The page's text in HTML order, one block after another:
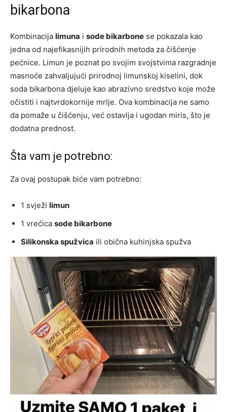
bikarbona
Kombinacija limuna i sode bikarbone se pokazala kao
jedna od najefikasnijih prirodnih metoda za čišćenje
pećnice. Limun je poznat po svojim svojstvima razgradnje
masnoće zahvaljujući prirodnoj limunskoj kiselini, dok
soda bikarbona djeluje kao abrazivno sredstvo koje može
očistiti i najtvrdokornije mrlje. Ova kombinacija ne samo
da pomaže u čišćenju, već ostavlja i ugodan miris, što je
dodatna prednost.
Šta vam je potrebno:
Za ovaj postupak biće vam potrebno:
1 svježi limun
1 vrećica sode bikarbone
Silikonska spužvica ili obična kuhinjska spužva